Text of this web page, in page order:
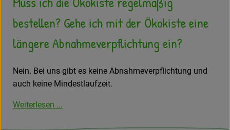
bestellen? Gehe ich mit der Ökokiste eine
längere Abnahmeverpflichtung ein?
Nein. Bei uns gibt es keine Abnahmeverpflichtung und
auch keine Mindestlaufzeit.
Weiterlesen ...